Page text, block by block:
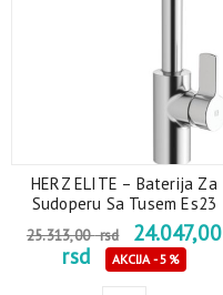
HERZ ELITE – Baterija Za
Sudoperu Sa Tusem Es23
25.313,00rsd
24.047,00
rsd
AKCIJA - 5%